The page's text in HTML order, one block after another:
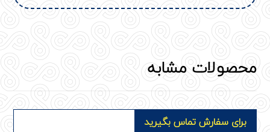
محصولات مشابه
برای سفارش تماس بگیرید